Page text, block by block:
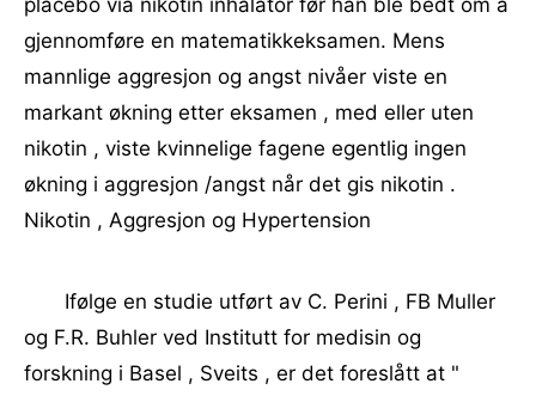
placebo via nikotin inhalator før han ble bedt om å
gjennomføre en matematikkeksamen. Mens
mannlige aggresjon og angst nivåer viste en
markant økning etter eksamen , med eller uten
nikotin , viste kvinnelige fagene egentlig ingen
økning i aggresjon /angst når det gis nikotin .
Nikotin , Aggresjon og Hypertension
Ifølge en studie utført av C. Perini , FB Muller
og F.R. Buhler ved Institutt for medisin og
forskning i Basel , Sveits , er det foreslått at "